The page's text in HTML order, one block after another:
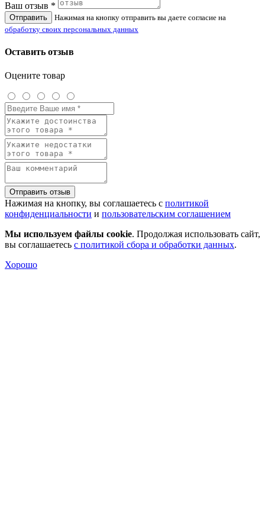
Ваш отзыв *
Отправить
Нажимая на кнопку отправить вы даете согласие на
обработку своих персональных данных
Оставить отзыв
Оцените товар
Отправить отзыв
Нажимая на кнопку, вы соглашаетесь с политикой
конфиденциальности и пользовательским соглашением
Мы используем файлы cookie. Продолжая использовать сайт,
вы соглашаетесь с политикой сбора и обработки данных.
Хорошо